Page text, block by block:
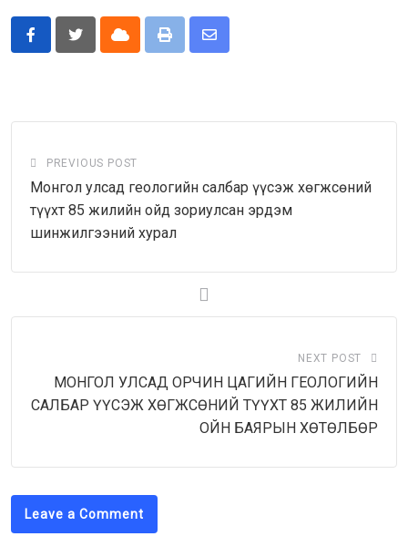
Cloud Print
Share
PREVIOUS POST
Монгол улсад геологийн салбар үүсэж хөгжсөний
түүхт 85 жилийн ойд зориулсан эрдэм
шинжилгээний хурал
NEXT POST
МОНГОЛ УЛСАД ОРЧИН ЦАГИЙН ГЕОЛОГИЙН
САЛБАР ҮҮСЭЖ ХӨГЖСӨНИЙ ТҮҮХТ 85 ЖИЛИЙН
ОЙН БАЯРЫН ХӨТӨЛБӨР
Leave a Comment